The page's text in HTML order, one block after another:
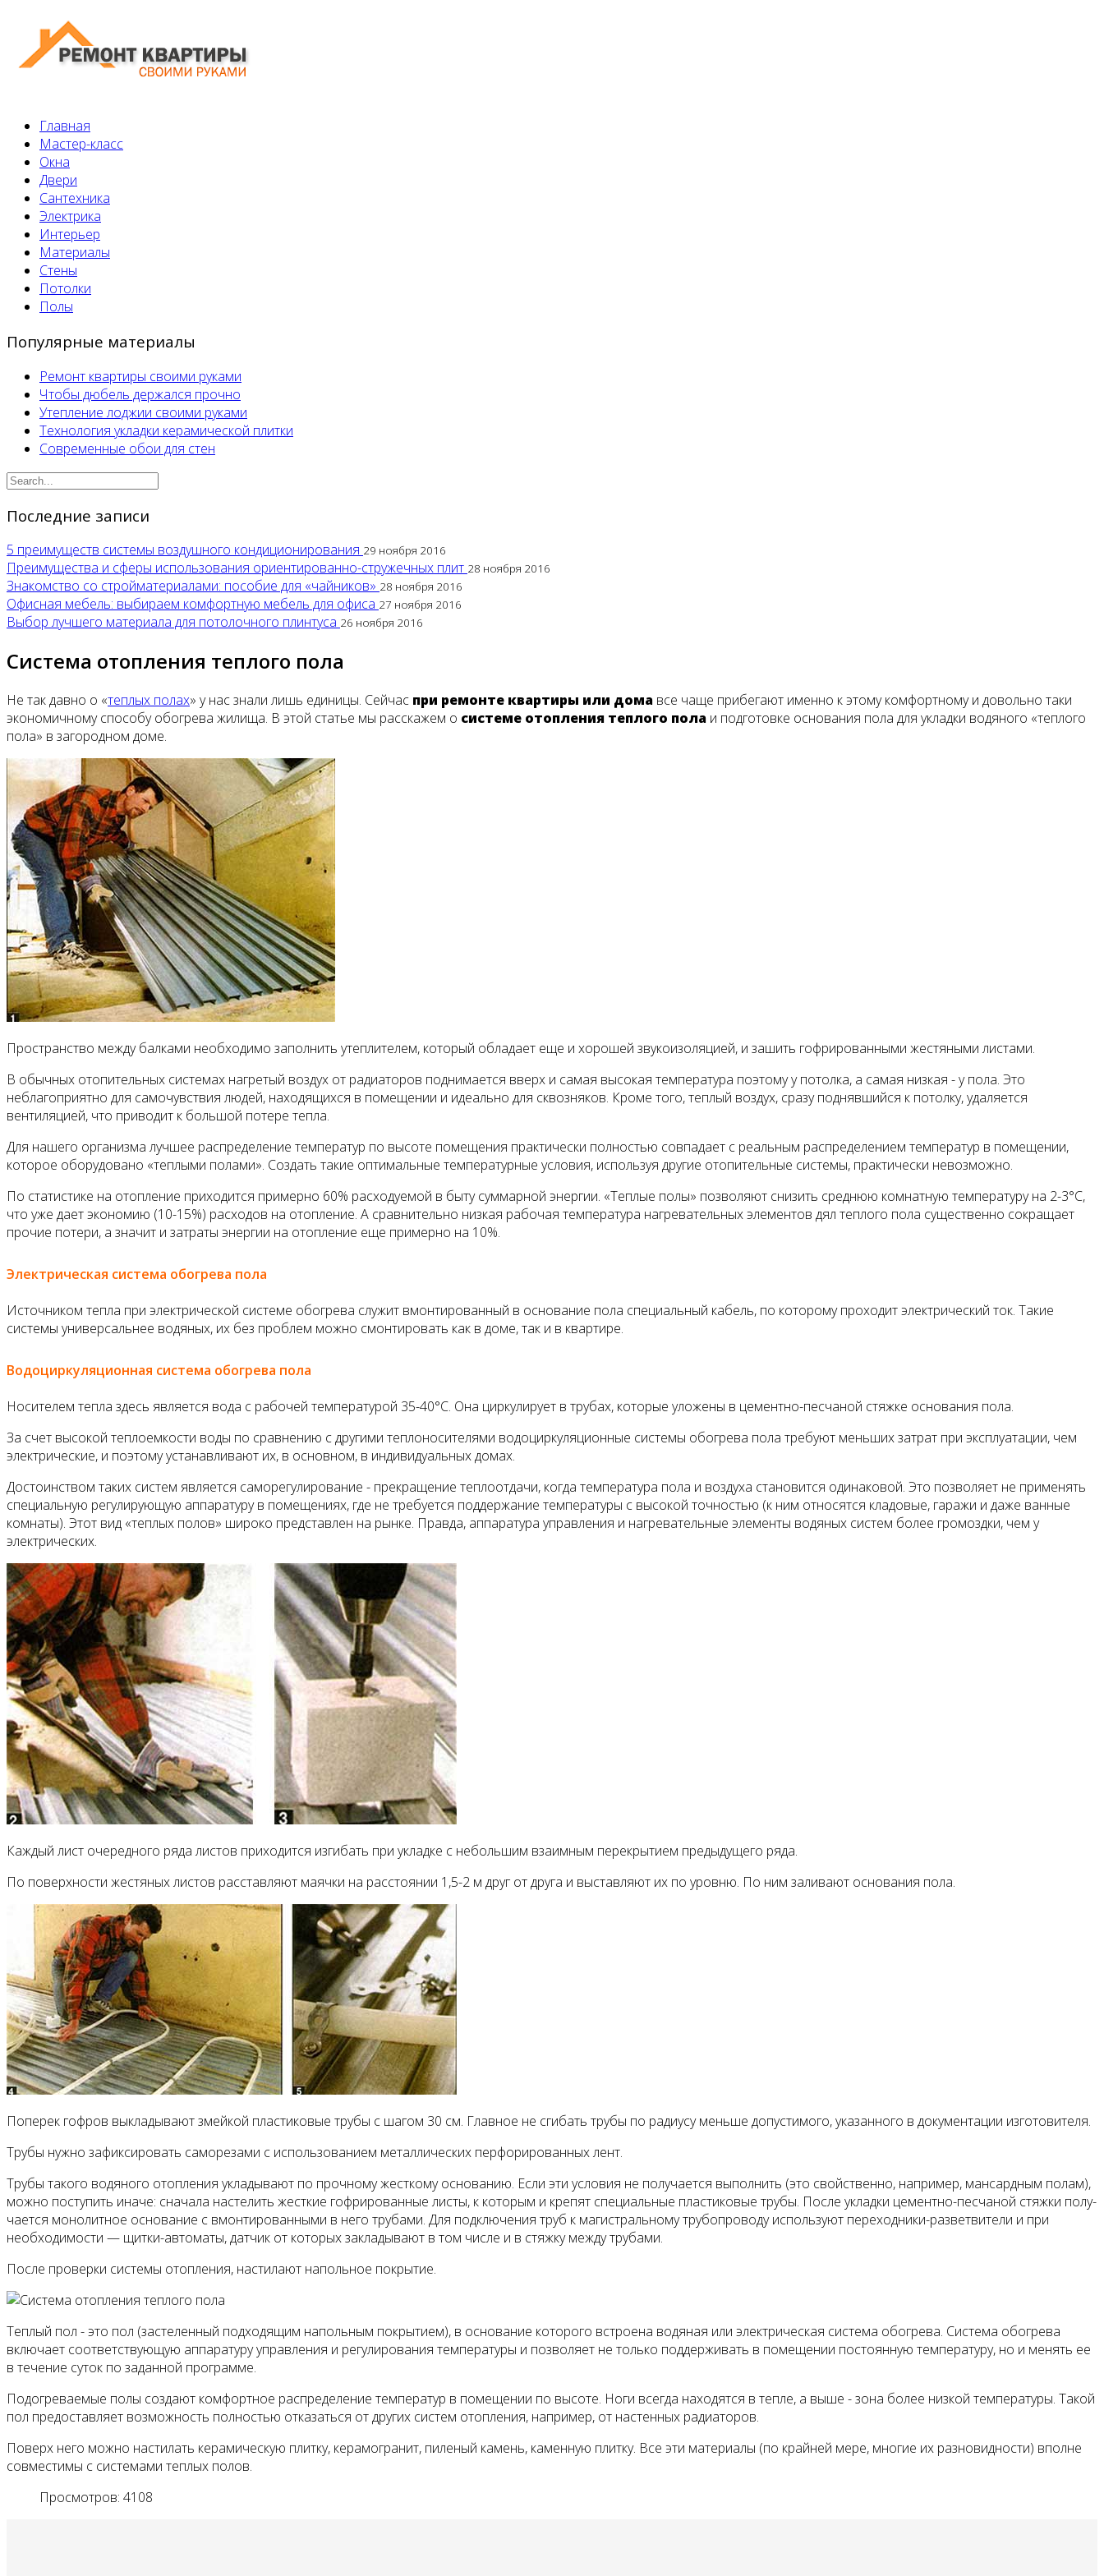
Главная
Мастер-класс
Окна
Двери
Сантехника
Электрика
Интерьер
Материалы
Стены
Потолки
Полы
Популярные материалы
Ремонт квартиры своими руками
Чтобы дюбель держался прочно
Утепление лоджии своими руками
Технология укладки керамической плитки
Современные обои для стен
Последние записи
5 преимуществ системы воздушного кондиционирования 29 ноября 2016
Преимущества и сферы использования ориентированно-стружечных плит 28 ноября 2016
Знакомство со стройматериалами: пособие для «чайников» 28 ноября 2016
Офисная мебель: выбираем комфортную мебель для офиса 27 ноября 2016
Выбор лучшего материала для потолочного плинтуса 26 ноября 2016
Система отопления теплого пола
Не так давно о «теплых полах» у нас знали лишь единицы. Сейчас при ремонте квартиры или дома все чаще прибегают именно к этому комфортному и довольно таки
экономичному способу обогрева жилища. В этой статье мы расскажем о системе отопления теплого пола и подготовке основания пола для укладки водяного «теплого
пола» в загородном доме.
Пространство между балками необходимо заполнить утеплителем, который обладает еще и хорошей звукоизоляцией, и зашить гофрированными жестяными листами.
В обычных отопительных систе­мах нагретый воздух от радиаторов поднимается вверх и самая высокая температура по­этому у потолка, а самая низ­кая - у пола. Это
неблагоприятно для самочувст­вия людей, находящихся в помещении и идеально для сквозняков. Кроме того, теплый воздух, сразу поднявшийся к потолку, удаляется
вентиляцией, что приводит к большой потере тепла.
Для нашего организма лучшее рас­пределение температур по высоте по­мещения практически полностью совпа­дает с реальным распределением тем­ператур в помещении,
которое оборудовано «теплыми полами». Создать такие оптимальные темпе­ратурные условия, используя другие отопительные системы, практически не­возможно.
По статистике на отопление приходится примерно 60% расходуемой в быту суммарной энергии. «Теплые полы» позволяют снизить среднюю комнатную температуру на 2-3°С,
что уже дает экономию (10-15%) расходов на отопление. А сравнительно низкая рабочая температура нагрева­тельных элементов дял теплого пола существенно сокращает
прочие потери, а значит и затраты энергии на отопление еще примерно на 10%.
Электрическая система обогрева пола
Источником тепла при электрической системе обогрева служит вмонтированный в основание пола специальный кабель, по которому проходит элект­рический ток. Такие
системы универ­сальнее водяных, их без проблем можно смонтировать как в доме, так и в квартире.
Водоциркуляционная система обогрева пола
Носителем тепла здесь яв­ляется вода с рабочей температурой 35-40°С. Она циркулирует в тру­бах, которые уложены в цементно-песчаной стяжке основания пола.
За счет высокой теплоемкости воды по сравнению с другими теплоносите­лями водоциркуляционные системы обогрева пола требуют меньших затрат при эксплуатации, чем
электрические, и поэтому устанавли­вают их, в основном, в индивиду­альных домах.
Достоинством таких сис­тем является саморегу­лирование - прекращение теплоотда­чи, когда температура пола и воздуха становится одинаковой. Это позволяет не применять
специальную регулирую­щую аппаратуру в помещениях, где не требуется поддержание температуры с высокой точностью (к ним относятся кладовые, гаражи и даже ванные
комна­ты). Этот вид «теплых полов» широко представлен на рынке. Правда, аппара­тура управления и нагревательные эле­менты водяных систем более громозд­ки, чем у
электрических.
Каждый лист очередного ряда листов приходится изгибать при укладке с небольшим взаимным перекрытием предыдущего ряда.
По поверхности жестяных листов расставляют маячки на расстоянии 1,5-2 м друг от друга и выставляют их по уровню. По ним заливают основания пола.
Поперек гофров выкладывают змейкой пластиковые трубы с шагом 30 см. Главное не сгибать трубы по радиусу меньше допустимого, указанного в документации изготовителя.
Трубы нужно зафиксировать саморезами с использованием металлических перфорированных лент.
Трубы такого водяного отопления ук­ладывают по прочному жесткому основа­нию. Если эти условия не получается выполнить (это свойствен­но, например, мансардным полам),
мож­но поступить иначе: сна­чала настелить жесткие гофрированные листы, к которым и крепят спе­циальные пластиковые трубы. После ук­ладки цементно-песчаной стяжки полу­
чается монолитное основание с вмонти­рованными в него трубами. Для подклю­чения труб к магистральному трубопро­воду используют переходники-разветвители и при
необходимости — щитки-ав­томаты, датчик от которых закладывают в том числе и в стяжку между трубами.
После проверки системы отопления, на­стилают напольное покрытие.
Теплый пол - это пол (застеленный подходящим напольным покрытием), в основание которого встроена водяная или электрическая система обогрева. Система обогрева
включает соответствующую аппаратуру управления и регулирования температуры и позволяет не только поддерживать в помещении постоянную температуру, но и менять ее
в течение суток по заданной программе.
Подогреваемые полы создают комфортное распределение температур в помещении по высоте. Ноги всегда находятся в тепле, а выше - зона более низкой температуры. Такой
пол предоставляет возможность полностью отказаться от других систем отопления, например, от настенных радиаторов.
Поверх него можно настилать керамическую плитку, керамогранит, пиленый камень, каменную плитку. Все эти материалы (по крайней мере, многие их разновидности) вполне
совместимы с системами теплых полов.
Просмотров: 4108